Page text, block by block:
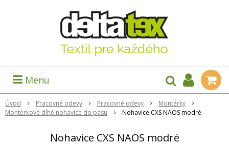
Menu
Úvod Pracovné odevy Pracovné odevy
Montérky
Montérkové dlhé nohavice do pásu
Nohavice CXS NAOS modré
Nohavice CXS NAOS modré